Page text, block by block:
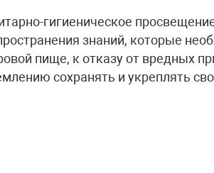
гигиеническое
знаний, которые
пище, к отказу от вредных
сохранять и укреплять